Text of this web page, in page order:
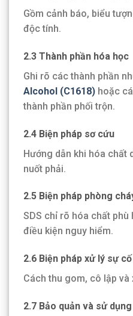
Gồm cảnh báo, biểu
độc tính.
2.3 Thành phần hóa học
Ghi rõ các thành phần
Alcohol (C1618) hoặc
thành phần phối trộn.
2.4 Biện pháp sơ cứu
Hướng dẫn khi hóa chất
nuốt phải.
2.5 Biện pháp phòng
SDS chỉ rõ hóa chất
điều kiện nguy hiểm.
2.6 Biện pháp xử lý sự cố
Cách thu gom, cô lập
2.7 Bảo quản và sử